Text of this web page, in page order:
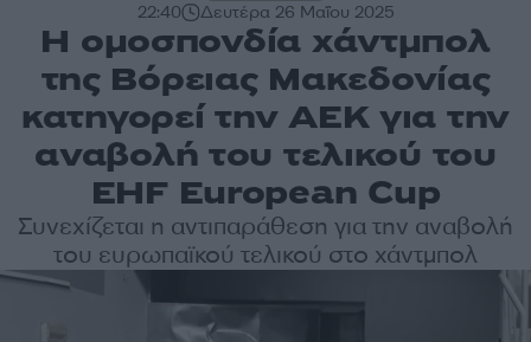
22:40 Δευτέρα 26 Μαΐου 2025
Η ομοσπονδία χάντμπολ
της Βόρειας Μακεδονίας
κατηγορεί την ΑΕΚ για την
αναβολή του τελικού του
EHF European Cup
Συνεχίζεται η αντιπαράθεση για την αναβολή
του ευρωπαϊκού τελικού στο χάντμπολ